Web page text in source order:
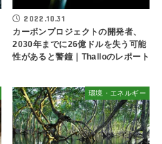
2022.10.31
カーボンプロジェクトの開発者、
2030年までに26億ドルを失う可能
性があると警鐘｜Thalloのレポート
環境・エネルギー